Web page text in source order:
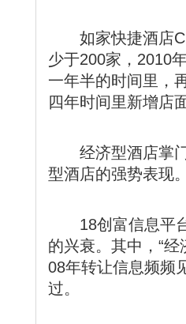
如家快捷酒店
少于200家，2010
一年半的时间里，
四年时间里新增店
经济型酒店掌门
型酒店的强势表现。
18创富信息平台
的兴衰。其中，“
08年转让信息频频
过。